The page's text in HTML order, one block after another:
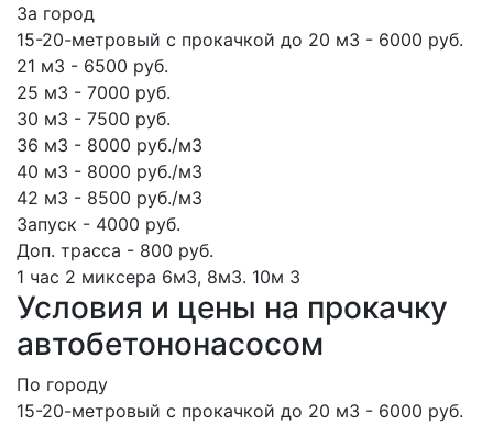
За город
15-20-метровый с прокачкой до 20 м3 - 6000 руб.
21 м3 - 6500 руб.
25 м3 - 7000 руб.
30 м3 - 7500 руб.
36 м3 - 8000 руб./м3
40 м3 - 8000 руб./м3
42 м3 - 8500 руб./м3
Запуск - 4000 руб.
Доп. трасса - 800 руб.
1 час 2 миксера 6м3, 8м3. 10м 3
Условия и цены на прокачку
автобетононасосом
По городу
15-20-метровый с прокачкой до 20 м3 - 6000 руб.